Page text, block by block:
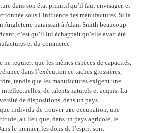
dans son état primitif qu’il faut envisager, et
sous l’influence des manufactures. Si la
Angleterre paraissait à Adam Smith beaucoup
c’est qu’il lui échappait qu’elle avait été
et du commerce.
requiert que les mêmes espèces de capacités,
dans l’exécution de taches grossières,
tandis que les manufactures exigent une
intellectuelles, de talents naturels et acquis. La
de dispositions, dans un pays
individu de trouver une occupation, une
au lieu que, dans un pays agricole, le
le premier, les dons de l’esprit sont